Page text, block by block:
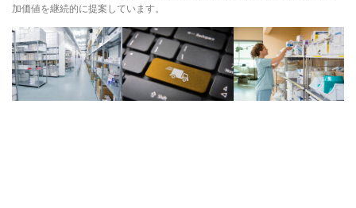
加価値を継続的に提案しています。